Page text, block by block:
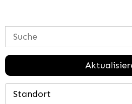
Standort